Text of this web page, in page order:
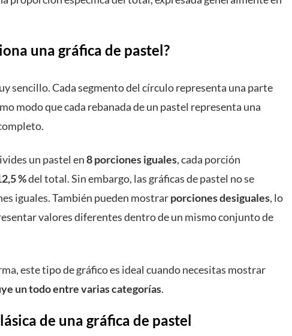
una gráfica de pastel?
sencillo. Cada segmento del círculo representa una parte
modo que cada rebanada de un pastel representa una
un pastel en8 porciones iguales, cada porción
%del total. Sin embargo, las gráficas de pastel no se
iguales. También pueden mostrarporciones desiguales, lo
valores diferentes dentro de un mismo conjunto de
este tipo de gráfico es ideal cuando necesitas mostrar
un todo entre varias categorías.
de una gráfica de pastel